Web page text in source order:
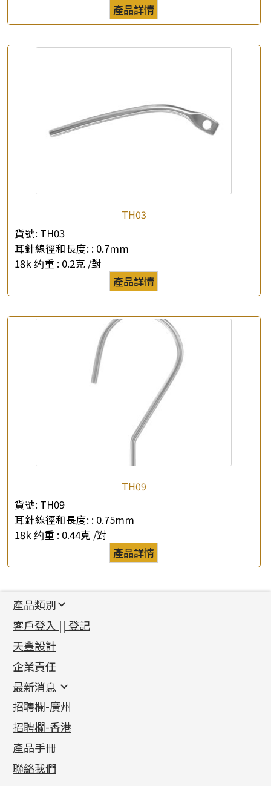
*聯絡電話
產品詳情
TH03
貨號: TH03
耳針線徑和長度: : 0.7mm
18k 约重 : 0.2克 /對
產品詳情
TH09
貨號: TH09
耳針線徑和長度: : 0.75mm
18k 约重 : 0.44克 /對
產品詳情
產品類別
新產品
足金系列
足金配件
機織鏈系列
珠仔鏈
镶口链
管狀網鏈
十字車花鏈系列
十字閃O鏈系列
十字錘打鏈系列
側身車花鏈系列
側身鏈系列
首飾配件
耳環類配件
卷迫系列
螺絲迫系列
梅花迫系列
平臺迫系列
綫拍系列
美拍系列
鏈類配件
動感車花吊墜
調節珠系列
生圈扣系列
龍蝦扣系列
鴨俐制系列
其他類配件
珠盤系列
袖口鈕系列
焊片及鐳射綫
空心車花管
珠類配件
無孔光身珠
空心光身珠
無孔批花珠
鑲口類
四爪頭系列
六爪頭系列
車花片
動感車花片
鑲口戒指
鑲口手鏈系列
首飾系列
手镯系列
戒指系列
空心耳環
空心车花管首饰链
空心手鐲系列
貴金屬原料
千足金
記憶金屬系列
記憶戒指
拉簧珠珠手鏈
記憶鈦手鐲
客戶登入 || 登記
天豐設計
企業責任
最新消息
最新消息
各項證書(2)
相片集(9)
展覽會資訊
最新產品資訊
招聘欄-廣州
招聘欄-香港
產品手冊
聯絡我們